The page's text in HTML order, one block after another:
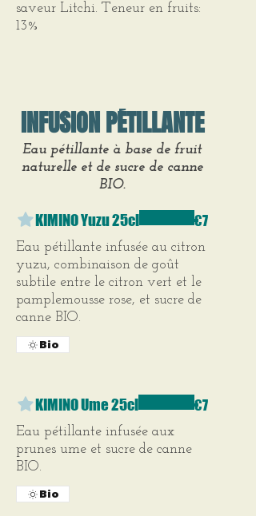
saveur Litchi. Teneur en fruits:
13%
INFUSION PÉTILLANTE
Eau pétillante à base de fruit
naturelle et de sucre de canne
BIO.
KIMINO Yuzu 25cl
Eau pétillante infusée au citron
yuzu, combinaison de goût
subtile entre le citron vert et le
pamplemousse rose, et sucre de
canne BIO.
€7
Bio
KIMINO Ume 25cl
Eau pétillante infusée aux
prunes ume et sucre de canne
BIO.
€7
Bio